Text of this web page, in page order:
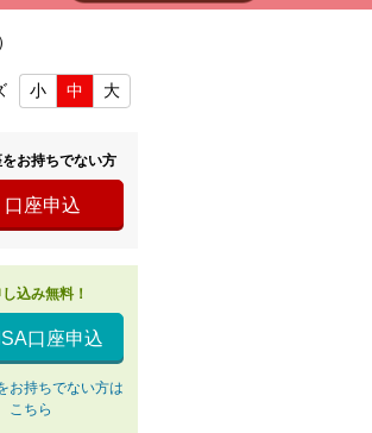
小 中 大
お持ちでない方
口座申込
込み無料！
口座申込
お持ちでない方は
こちら